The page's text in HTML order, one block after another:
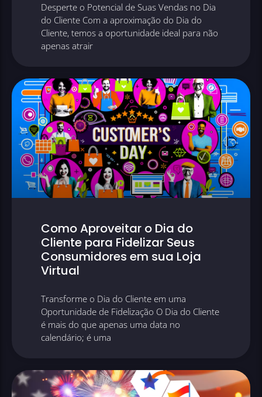
Desperte o Potencial de Suas Vendas no Dia
do Cliente Com a aproximação do Dia do
Cliente, temos a oportunidade ideal para não
apenas atrair
Como Aproveitar o Dia do
Cliente para Fidelizar Seus
Consumidores em sua Loja
Virtual
Transforme o Dia do Cliente em uma
Oportunidade de Fidelização O Dia do Cliente
é mais do que apenas uma data no
calendário; é uma